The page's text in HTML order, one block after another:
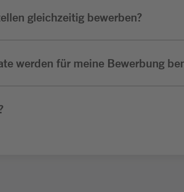
gleichzeitig bewerben?
werden für meine Bewerbung